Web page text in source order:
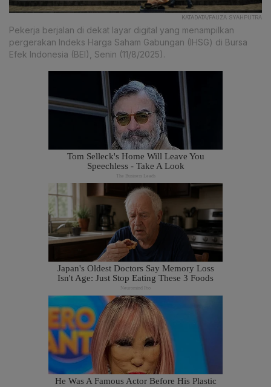
KATADATA/FAUZA SYAHPUTRA
Pekerja berjalan di dekat layar digital yang menampilkan
pergerakan Indeks Harga Saham Gabungan (IHSG) di Bursa
Efek Indonesia (BEI), Senin (11/8/2025).